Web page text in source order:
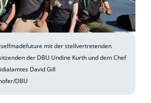
mit der stellvertretenden
der DBU Undine Kurth und dem Chef
David Gill
DBU